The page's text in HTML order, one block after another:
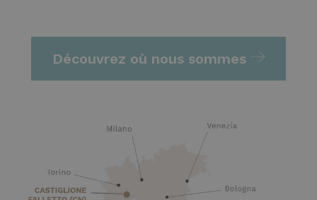
Découvrez où nous sommes